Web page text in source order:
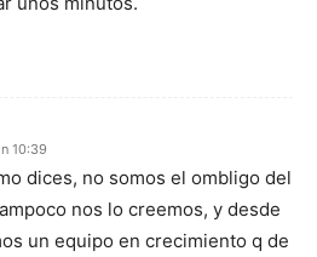
10:39
dices, no somos el ombligo del
nos lo creemos, y desde
un equipo en crecimiento q de